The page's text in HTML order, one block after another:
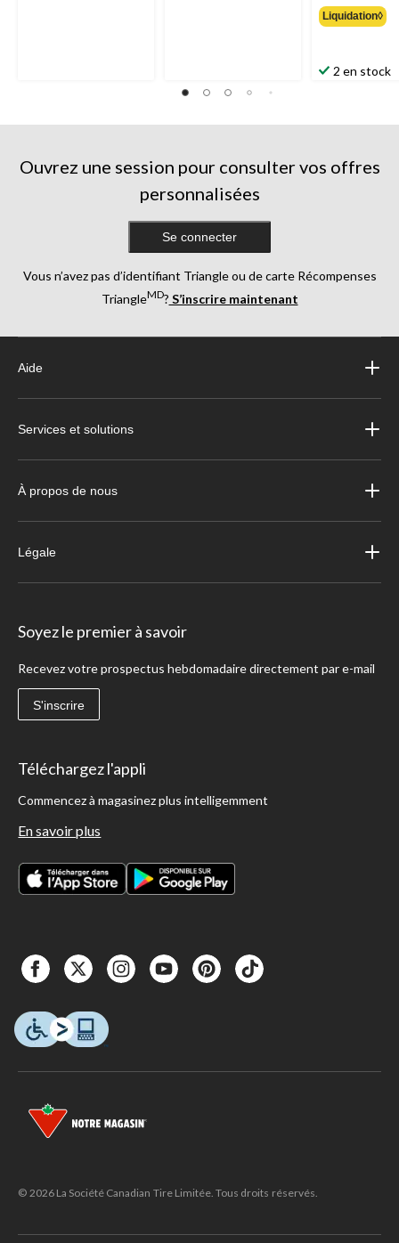
Liquidation◊
2 en stock
Ouvrez une session pour consulter vos offres
personnalisées
Se connecter
Vous n’avez pas d’identifiant Triangle ou de carte Récompenses
TriangleMD? S’inscrire maintenant
Aide
Services et solutions
À propos de nous
Légale
Soyez le premier à savoir
Recevez votre prospectus hebdomadaire directement par e-mail
S'inscrire
Téléchargez l'appli
Commencez à magasinez plus intelligemment
En savoir plus
© 2026 La Société Canadian Tire Limitée. Tous droits réservés.